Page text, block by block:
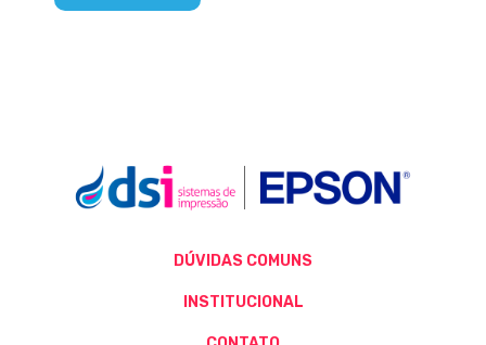
DÚVIDAS COMUNS
INSTITUCIONAL